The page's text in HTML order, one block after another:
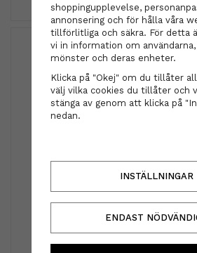
KMS
KMS - MoistRepair Intense
220 kr
shoppingupplevelse,
annonsering och för hålla våra
tillförlitliga och säkra. För detta
vi in information om användarna,
mönster och deras enheter.
Klicka på "Okej" om du tillåter
välj vilka cookies du tillåter och
stänga av genom att klicka på
nedan.
INSTÄLLNINGAR
ENDAST